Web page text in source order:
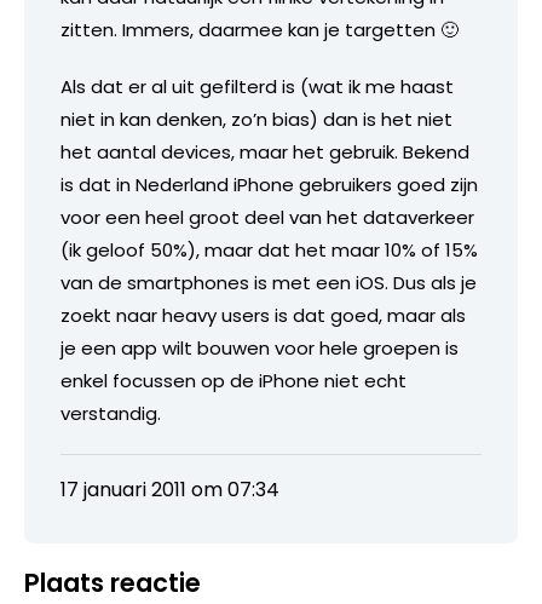
zitten. Immers, daarmee kan je targetten 🙂
Als dat er al uit gefilterd is (wat ik me haast
niet in kan denken, zo’n bias) dan is het niet
het aantal devices, maar het gebruik. Bekend
is dat in Nederland iPhone gebruikers goed zijn
voor een heel groot deel van het dataverkeer
(ik geloof 50%), maar dat het maar 10% of 15%
van de smartphones is met een iOS. Dus als je
zoekt naar heavy users is dat goed, maar als
je een app wilt bouwen voor hele groepen is
enkel focussen op de iPhone niet echt
verstandig.
17 januari 2011 om 07:34
Plaats reactie